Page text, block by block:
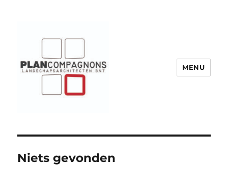
MENU
Niets gevonden